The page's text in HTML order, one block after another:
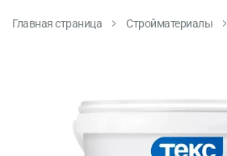
Главная страница Стройматериалы